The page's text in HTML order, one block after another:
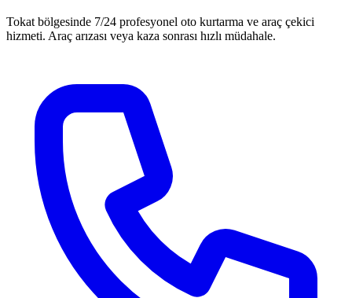
Tokat bölgesinde 7/24 profesyonel oto kurtarma ve araç çekici
hizmeti. Araç arızası veya kaza sonrası hızlı müdahale.